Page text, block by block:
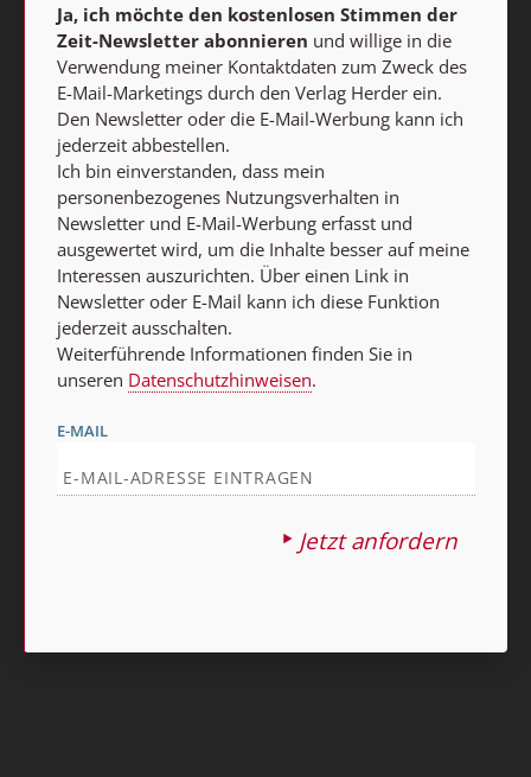
Vertrag widerrufen
Abo online kündigen
Nach oben
Ja, ich möchte den kostenlosen Stimmen der
Zeit-Newsletter abonnieren und willige in die
Verwendung meiner Kontaktdaten zum Zweck des
E-Mail-Marketings durch den Verlag Herder ein.
Den Newsletter oder die E-Mail-Werbung kann ich
jederzeit abbestellen.
Ich bin einverstanden, dass mein
personenbezogenes Nutzungsverhalten in
Newsletter und E-Mail-Werbung erfasst und
ausgewertet wird, um die Inhalte besser auf meine
Interessen auszurichten. Über einen Link in
Newsletter oder E-Mail kann ich diese Funktion
jederzeit ausschalten.
Weiterführende Informationen finden Sie in
unseren Datenschutzhinweisen.
E-MAIL
Jetzt anfordern